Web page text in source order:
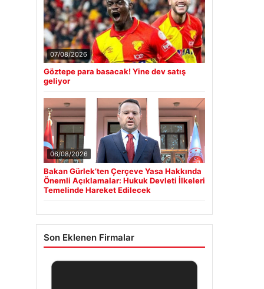
07/08/2026
Göztepe para basacak! Yine dev satış
geliyor
06/08/2026
Bakan Gürlek’ten Çerçeve Yasa Hakkında
Önemli Açıklamalar: Hukuk Devleti İlkeleri
Temelinde Hareket Edilecek
Son Eklenen Firmalar